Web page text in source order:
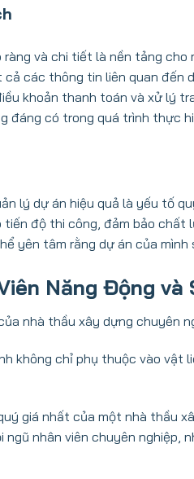
và chi tiết là nền tảng cho
cả các thông tin liên quan đến
khoản thanh toán và xử lý
đáng có trong quá trình thực
lý dự án hiệu quả là yếu tố
độ thi công, đảm bảo chất
yên tâm rằng dự án của
Năng Động và
không chỉ phụ thuộc vào vật
giá nhất của một nhà thầu
ngũ nhân viên chuyên